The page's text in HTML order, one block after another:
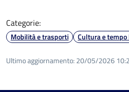
Categorie:
Mobilità e trasporti Cultura e
Ultimo aggiornamento: 20/05/2026